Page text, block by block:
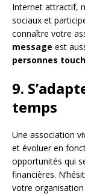
Internet attractif,
sociaux et
connaître votre
message est
personnes
9.
temps
Une association
et évoluer en
opportunités qui
financières.
votre